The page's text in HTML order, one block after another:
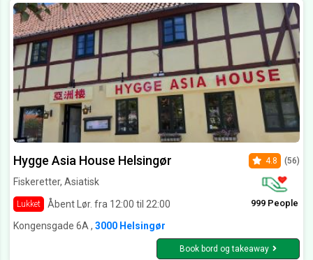
Hygge Asia House Helsingør
Fiskeretter, Asiatisk
Lukket Åbent Lør. fra 12:00 til 22:00
4.8 (56)
999 People
Kongensgade 6A , 3000 Helsingør
Book bord og takeaway